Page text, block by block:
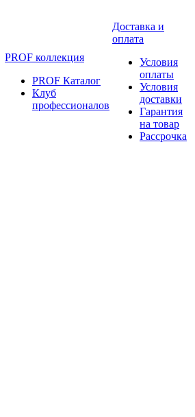
PROF коллекция
PROF Каталог
Клуб
профессионалов
Доставка и
оплата
Условия
оплаты
Условия
доставки
Гарантия
на товар
Рассрочка